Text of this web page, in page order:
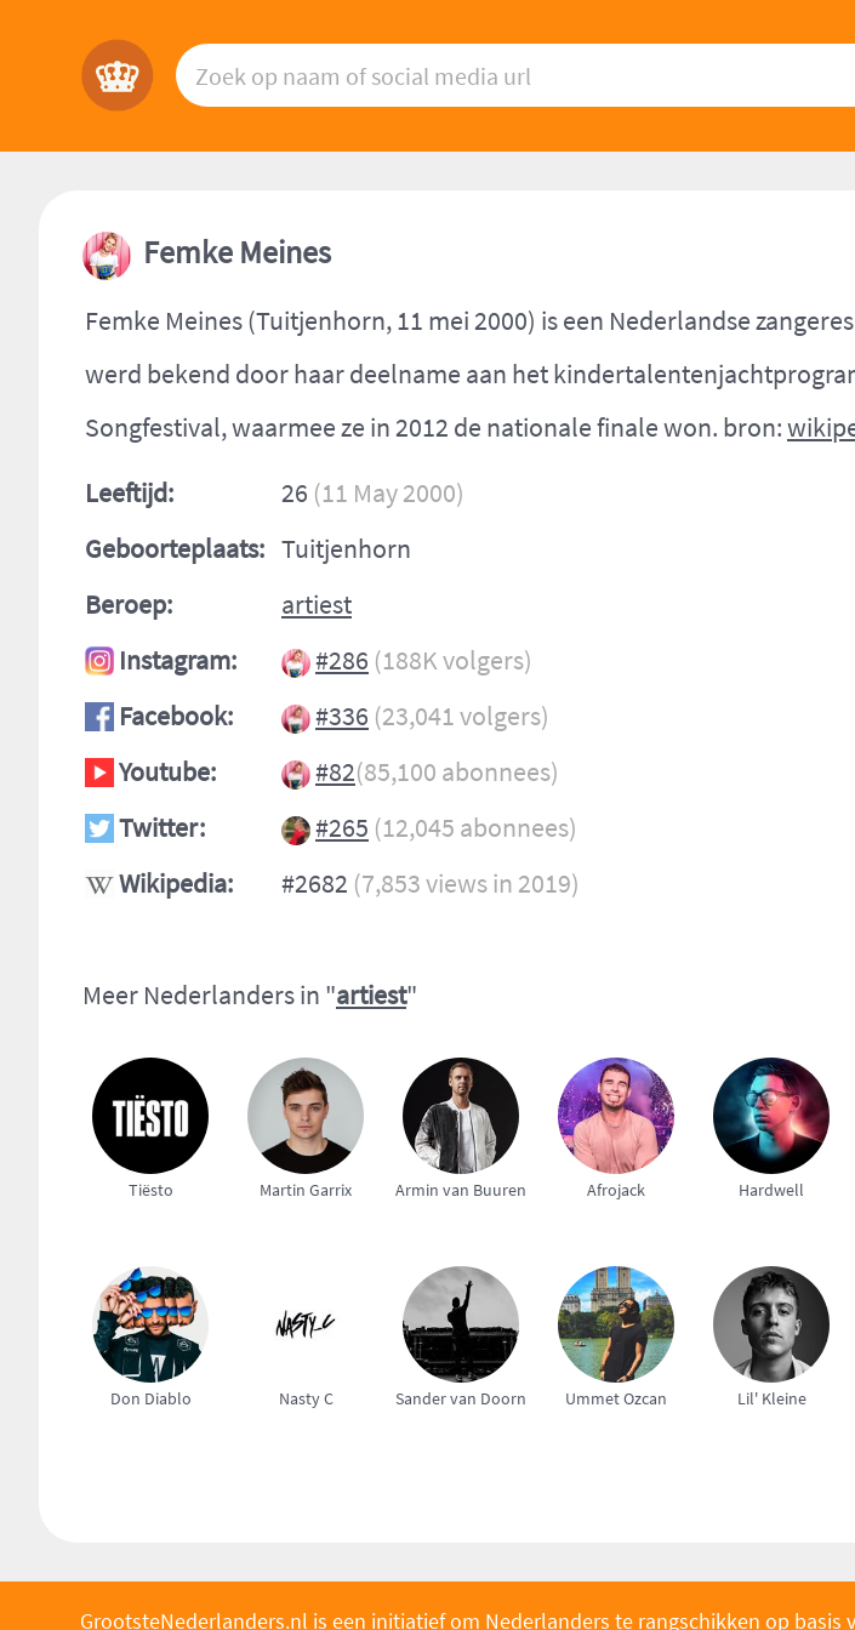
Femke Meines
Femke Meines (Tuitjenhorn, 11 mei 2000) is een Nederlandse
werd bekend door haar deelname aan het
Songfestival, waarmee ze in 2012 de nationale finale won. bron:
Leeftijd:
26 (11 May 2000)
Geboorteplaats: Tuitjenhorn
Beroep:
artiest
Instagram:
#286 (188K volgers)
Facebook:
#336 (23,041 volgers)
Youtube:
#82(85,100 abonnees)
Twitter:
#265 (12,045 abonnees)
Wikipedia:
#2682 (7,853 views in 2019)
Meer Nederlanders in "artiest"
Tiësto Martin Garrix Armin van Buuren Afrojack Hardwell
Don Diablo Nasty C Sander van Doorn Ummet Ozcan Lil' Kleine
GrootsteNederlanders.nl is een initiatief om Nederlanders te rangschikken op basis